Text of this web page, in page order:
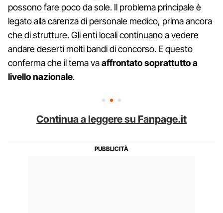
possono fare poco da sole. Il problema principale è
legato alla carenza di personale medico, prima ancora
che di strutture. Gli enti locali continuano a vedere
andare deserti molti bandi di concorso. E questo
conferma che il tema vaaffrontato soprattutto a
livello nazionale.
Continua a leggere su Fanpage.it